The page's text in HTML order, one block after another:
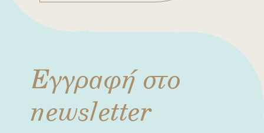
Εγγραφή στο
newsletter